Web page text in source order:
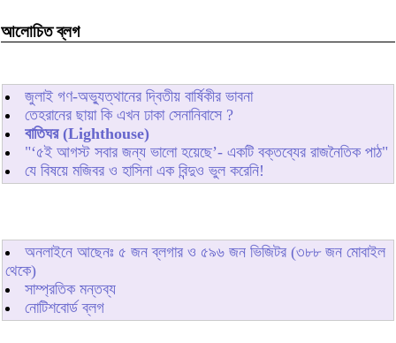
আলোচিত ব্লগ
জুলাই গণ-অভ্যুত্থানের দ্বিতীয় বার্ষিকীর ভাবনা
তেহরানের ছায়া কি এখন ঢাকা সেনানিবাসে ?
বাতিঘর (Lighthouse)
"‘৫ই আগস্ট সবার জন্য ভালো হয়েছে’- একটি বক্তব্যের রাজনৈতিক পাঠ"
যে বিষয়ে মজিবর ও হাসিনা এক বিন্দুও ভুল করেনি!
অনলাইনে আছেনঃ ৫ জন ব্লগার ও ৫৯৬ জন ভিজিটর (৩৮৮ জন মোবাইল
থেকে)
সাম্প্রতিক মন্তব্য
নোটিশবোর্ড ব্লগ